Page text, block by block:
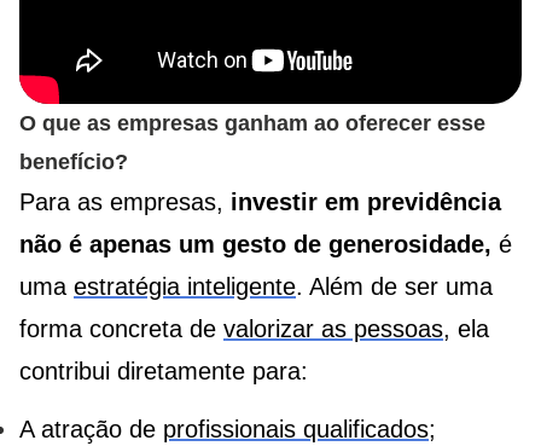
O que as empresas ganham ao oferecer esse
benefício?
Para as empresas, investir em previdência
não é apenas um gesto de generosidade, é
uma estratégia inteligente. Além de ser uma
forma concreta de valorizar as pessoas, ela
contribui diretamente para:
A atração de profissionais qualificados;